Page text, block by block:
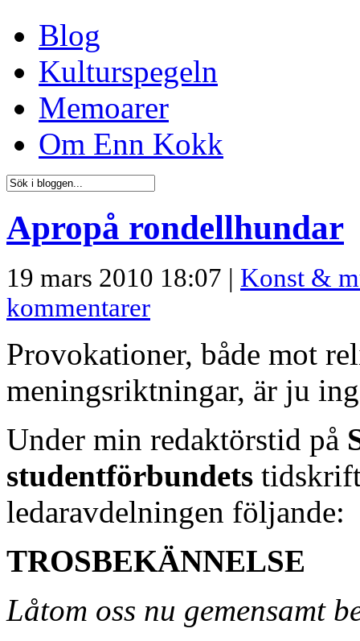
Blog
Kulturspegeln
Memoarer
Om Enn Kokk
Apropå rondellhundar
19 mars 2010 18:07 | Konst &
kommentarer
Provokationer, både mot
meningsriktningar, är ju
Under min redaktörstid på
studentförbundets
ledaravdelningen följande:
TROSBEKÄNNELSE
Låtom oss nu gemensamt